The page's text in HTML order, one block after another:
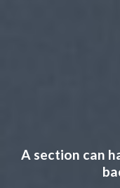
A section can